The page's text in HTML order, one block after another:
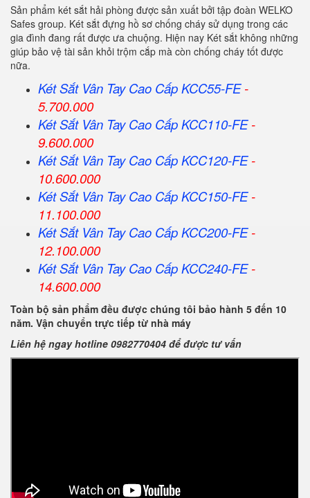
Sản phẩm két sắt hải phòng được sản xuất bởi tập đoàn WELKO
Safes group. Két sắt đựng hồ sơ chống cháy sử dụng trong các
gia đình đang rất được ưa chuộng. Hiện nay Két sắt không những
giúp bảo vệ tài sản khỏi trộm cắp mà còn chống cháy tốt được
nữa.
Két Sắt Vân Tay Cao Cấp KCC55-FE-
5.700.000
Két Sắt Vân Tay Cao Cấp KCC110-FE-
9.600.000
Két Sắt Vân Tay Cao Cấp KCC120-FE-
10.600.000
Két Sắt Vân Tay Cao Cấp KCC150-FE-
11.100.000
Két Sắt Vân Tay Cao Cấp KCC200-FE-
12.100.000
Két Sắt Vân Tay Cao Cấp KCC240-FE-
14.600.000
Toàn bộ sản phẩm đều được chúng tôi bảo hành 5 đến 10
năm. Vận chuyển trực tiếp từ nhà máy
Liên hệ ngay hotline 0982770404 để được tư vấn